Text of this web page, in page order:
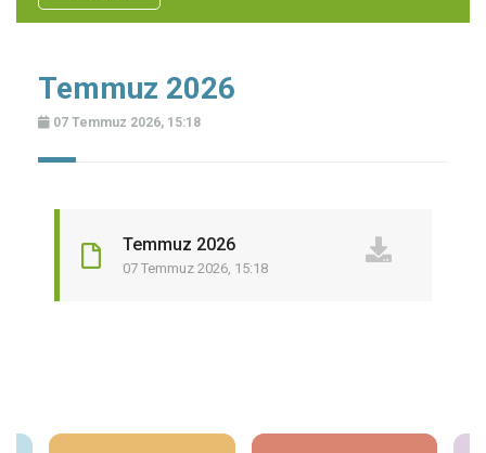
Temmuz 2026
07 Temmuz 2026, 15:18
Temmuz 2026
07 Temmuz 2026, 15:18